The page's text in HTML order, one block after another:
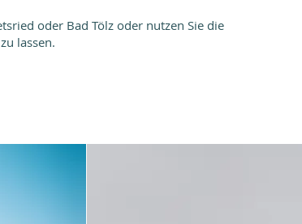
oder Bad Tölz oder nutzen Sie die
lassen.